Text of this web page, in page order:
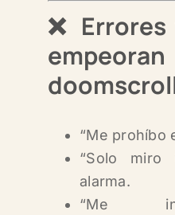
❌
“Me prohíbo
“Solo miro
alarma.
“Me